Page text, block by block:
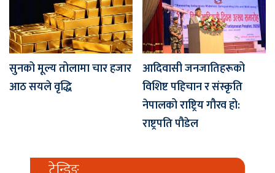
सुनको मूल्य तोलामा चार हजार
आठ सयले वृद्धि
आदिवासी जनजातिहरूको
विशिष्ट पहिचान र संस्कृति
नेपालको राष्ट्रिय गौरव हो:
राष्ट्रपति पौडेल